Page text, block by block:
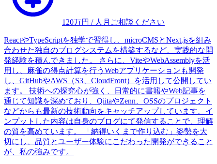
120万円 / 人月 ご相談ください
ReactやTypeScriptを独学で習得し、microCMSとNext.jsを組み
合わせた独自のブログシステムを構築するなど、実践的な開
発経験を積んできました。 さらに、ViteやWebAssemblyを活
用し、麻雀の得点計算を行うWebアプリケーションも開発
し、GitHubやAWS（S3、CloudFront）を活用して公開してい
ます。 技術への探究心が強く、日常的に書籍やWeb記事を
通じて知識を深めており、QiitaやZenn、OSSのプロジェクト
などからも最新の技術動向をキャッチアップしています。イ
ンプットした内容は自身のブログにて発信することで、理解
の質を高めています。 「納得いくまで作り込む」姿勢を大
切にし、品質とユーザー体験にこだわった開発ができること
が、私の強みです。